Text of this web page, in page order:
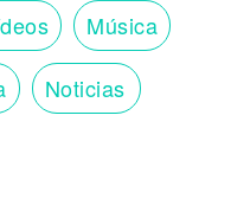
Música
Noticias